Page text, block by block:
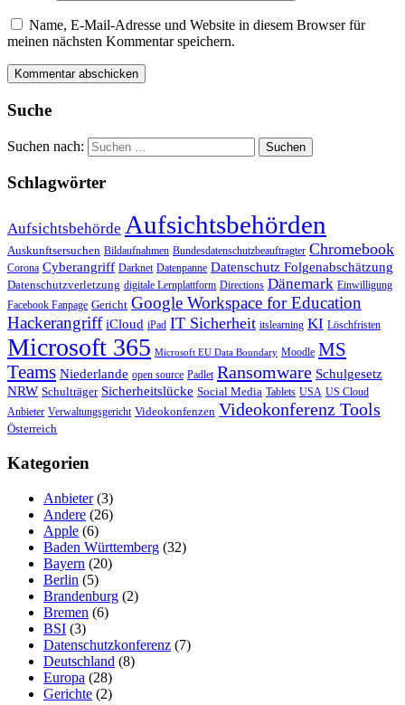
Name, E-Mail-Adresse und Website in diesem Browser für
meinen nächsten Kommentar speichern.
Suche
Suchen nach:
Schlagwörter
Aufsichtsbehörde Aufsichtsbehörden
Auskunftsersuchen Bildaufnahmen Bundesdatenschutzbeauftragter Chromebook
Corona Cyberangriff Darknet Datenpanne Datenschutz Folgenabschätzung
Datenschutzverletzung digitale Lernplattform Directions Dänemark Einwilligung
Facebook Fanpage Gericht Google Workspace for Education
Hackerangriff iCloud iPad IT Sicherheit itslearning KI Löschfristen
Microsoft 365 Microsoft EU Data Boundary Moodle MS
Teams Niederlande open source Padlet Ransomware Schulgesetz
NRW Schulträger Sicherheitslücke Social Media Tablets USA US Cloud
Anbieter Verwaltungsgericht Videokonfenzen Videokonferenz Tools
Österreich
Kategorien
Anbieter(3)
Andere (26)
Apple (6)
Baden Württemberg (32)
Bayern (20)
Berlin (5)
Brandenburg (2)
Bremen (6)
BSI (3)
Datenschutzkonferenz (7)
Deutschland (8)
Europa (28)
Gerichte (2)